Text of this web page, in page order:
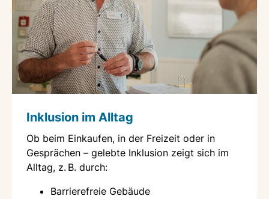
Inklusion im Alltag
Ob beim Einkaufen, in der Freizeit oder in
Gesprächen – gelebte Inklusion zeigt sich im
Alltag, z. B. durch:
Barrierefreie Gebäude